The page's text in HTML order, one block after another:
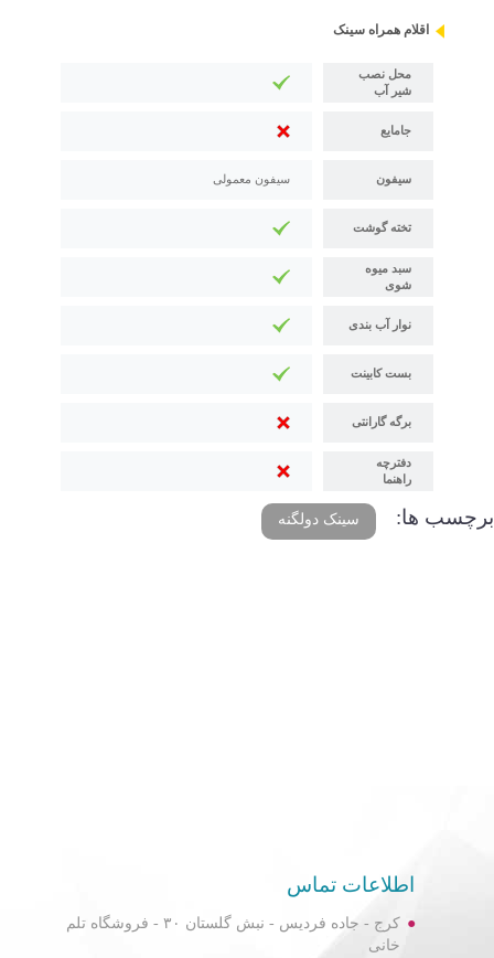
اقلام همراه سینک
محل نصب
شیر آب
جامایع
سیفون سیفون معمولی
تخته گوشت
سبد میوه
شوی
نوار آب بندی
بست کابینت
برگه گارانتی
دفترچه
راهنما
برچسب ها: سینک دولگنه
اطلاعات تماس
کرج - جاده فردیس - نبش گلستان ۳۰ - فروشگاه تلم
خانی